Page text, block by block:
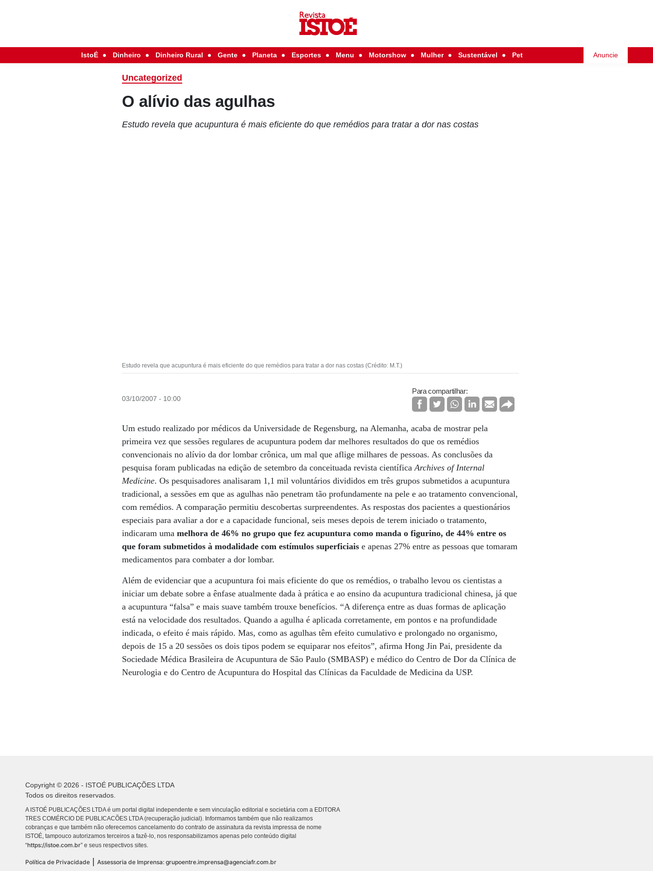
IstoÉ Dinheiro Dinheiro Rural Gente Planeta Esportes Menu Motorshow Mulher Sustentável Pet Anuncie
Uncategorized
O alívio das agulhas
Estudo revela que acupuntura é mais eficiente do que remédios para tratar a dor nas costas
Estudo revela que acupuntura é mais eficiente do que remédios para tratar a dor nas costas (Crédito: M.T.)
03/10/2007 - 10:00
Para compartilhar:
Um estudo realizado por médicos da Universidade de Regensburg, na Alemanha, acaba de mostrar pela
primeira vez que sessões regulares de acupuntura podem dar melhores resultados do que os remédios
convencionais no alívio da dor lombar crônica, um mal que aflige milhares de pessoas. As conclusões da
pesquisa foram publicadas na edição de setembro da conceituada revista científica Archives of Internal
Medicine. Os pesquisadores analisaram 1,1 mil voluntários divididos em três grupos submetidos a acupuntura
tradicional, a sessões em que as agulhas não penetram tão profundamente na pele e ao tratamento convencional,
com remédios. A comparação permitiu descobertas surpreendentes. As respostas dos pacientes a questionários
especiais para avaliar a dor e a capacidade funcional, seis meses depois de terem iniciado o tratamento,
indicaram umamelhora de 46% no grupo que fez acupuntura como manda o figurino, de 44% entre os
que foram submetidos à modalidade com estímulos superficiais e apenas 27% entre as pessoas que tomaram
medicamentos para combater a dor lombar.
Além de evidenciar que a acupuntura foi mais eficiente do que os remédios, o trabalho levou os cientistas a
iniciar um debate sobre a ênfase atualmente dada à prática e ao ensino da acupuntura tradicional chinesa, já que
a acupuntura “falsa” e mais suave também trouxe benefícios. “A diferença entre as duas formas de aplicação
está na velocidade dos resultados. Quando a agulha é aplicada corretamente, em pontos e na profundidade
indicada, o efeito é mais rápido. Mas, como as agulhas têm efeito cumulativo e prolongado no organismo,
depois de 15 a 20 sessões os dois tipos podem se equiparar nos efeitos”, afirma Hong Jin Pai, presidente da
Sociedade Médica Brasileira de Acupuntura de São Paulo (SMBASP) e médico do Centro de Dor da Clínica de
Neurologia e do Centro de Acupuntura do Hospital das Clínicas da Faculdade de Medicina da USP.
Copyright © 2026 - ISTOÉ PUBLICAÇÕES LTDA
Todos os direitos reservados.
A ISTOÉ PUBLICAÇÕES LTDA é um portal digital independente e sem vinculação editorial e societária com a EDITORA
TRES COMÉRCIO DE PUBLICACÕES LTDA (recuperação judicial). Informamos também que não realizamos
cobranças e que também não oferecemos cancelamento do contrato de assinatura da revista impressa de nome
ISTOÉ, tampouco autorizamos terceiros a fazê-lo, nos responsabilizamos apenas pelo conteúdo digital
“https://istoe.com.br” e seus respectivos sites.
Política de Privacidade Assessoria de Imprensa: grupoentre.imprensa@agenciafr.com.br